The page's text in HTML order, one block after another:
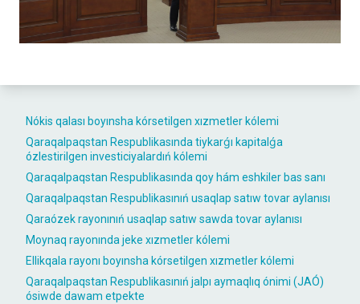
Nókis qalası boyınsha kórsetilgen xızmetler kólemi
Qaraqalpaqstan Respublikasında tiykarǵı kapitalǵa
ózlestirilgen investiciyalardıń kólemi
Qaraqalpaqstan Respublikasında qoy hám eshkiler bas sanı
Qaraqalpaqstan Respublikasınıń usaqlap satıw tovar aylanısı
Qaraózek rayonınıń usaqlap satıw sawda tovar aylanısı
Moynaq rayonında jeke xızmetler kólemi
Ellikqala rayonı boyınsha kórsetilgen xızmetler kólemi
Qaraqalpaqstan Respublikasınıń jalpı aymaqlıq ónimi (JAÓ)
ósiwde dawam etpekte